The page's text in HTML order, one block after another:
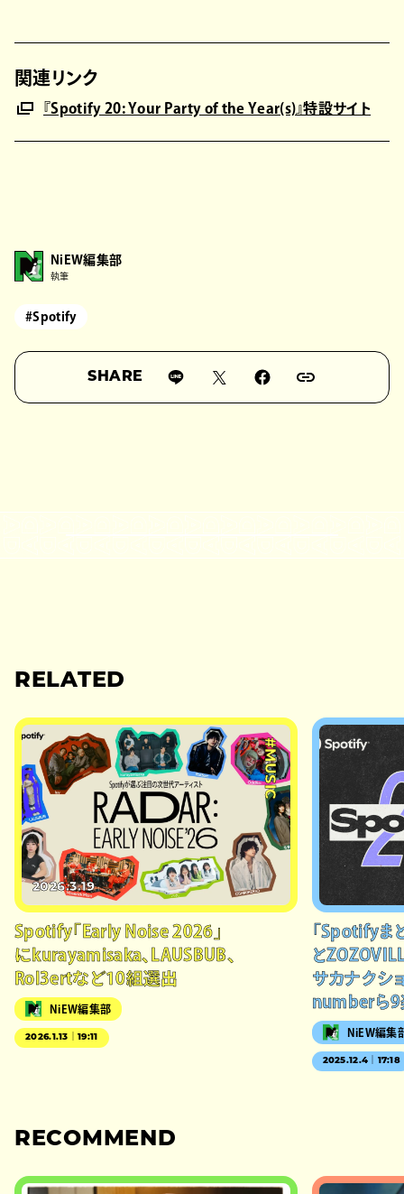
関連リンク
『Spotify 20: Your Party of the Year(s)』特設サイト
NiEW編集部
執筆
#Spotify
SHARE
RELATED
#MUSIC
2026.3.19
Spotify「Early Noise 2026」
にkurayamisaka、LAUSBUB、
Rol3ertなど10組選出
NiEW編集部
2026.1.13｜19:11
「Spotifyま
と
サカナクシ
numberら9
NiEW編集
2025.12.4｜17:18
RECOMMEND